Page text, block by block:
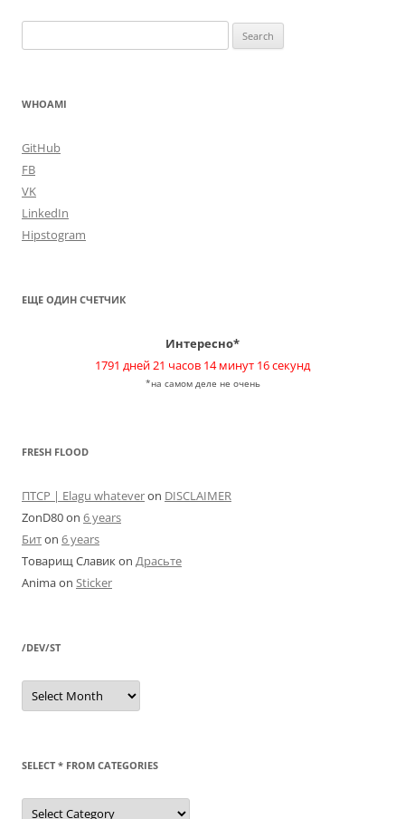
for:
WHOAMI
GitHub
FB
VK
LinkedIn
Hipstogram
ЕЩЕ ОДИН СЧЕТЧИК
Интересно*
1791 дней 21 часов 14 минут 16 секунд
*на самом деле не очень
FRESH FLOOD
ПТСР | Elagu whateveron DISCLAIMER
ZonD80on 6 years
Битon 6 years
Товарищ Славикon Драсьте
Animaon Sticker
/DEV/ST
/dev/st
SELECT * FROM CATEGORIES
SELECT